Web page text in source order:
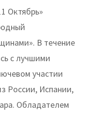
Октябрь»
В течение
с лучшими
участии
России, Испании,
Обладателем